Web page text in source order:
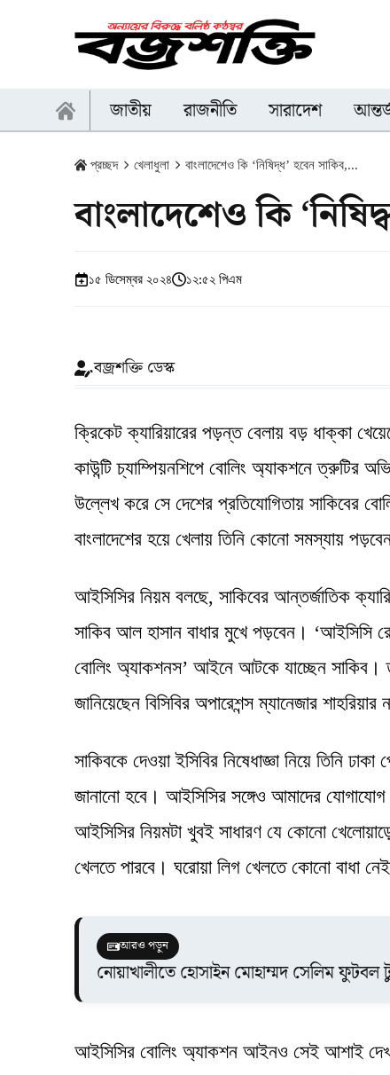
জাতীয় রাজনীতি সারাদেশ
প্রচ্ছদ খেলাধুলা বাংলাদেশেও কি ‘নিষিদ্ধ’ হবেন সাকিব,...
বাংলাদেশেও কি
১৫ ডিসেম্বর ২০২৪ ১২:৫২ পিএম
বজ্রশক্তি ডেস্ক
ক্রিকেট ক্যারিয়ারের পড়ন্ত বেলায় বড় ধাক্কা
কাউন্টি চ্যাম্পিয়নশিপে বোলিং অ্যাকশনে ত্রুটির
উল্লেখ করে সে দেশের প্রতিযোগিতায় সাকিবের
বাংলাদেশের হয়ে খেলায় তিনি কোনো সমস্যায়
আইসিসির নিয়ম বলছে, সাকিবের আন্তর্জাতিক
সাকিব আল হাসান বাধার মুখে পড়বেন। ‘আইসিসি
বোলিং অ্যাকশনস’ আইনে আটকে যাচ্ছেন সাকিব।
জানিয়েছেন বিসিবির অপারেশন্স ম্যানেজার শাহরিয়ার
সাকিবকে দেওয়া ইসিবির নিষেধাজ্ঞা নিয়ে তিনি
জানানো হবে। আইসিসির সঙ্গেও আমাদের
আইসিসির নিয়মটা খুবই সাধারণ যে কোনো
খেলতে পারবে। ঘরোয়া লিগ খেলতে কোনো বাধা
আরও পড়ুন
নোয়াখালীতে হোসাইন মোহাম্মদ সেলিম ফুটবল
আইসিসির বোলিং অ্যাকশন আইনও সেই আশাই